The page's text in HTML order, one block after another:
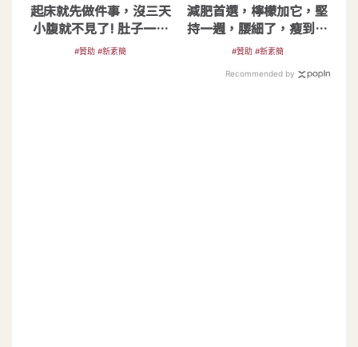
起床就先做件事，沒三天
小腹就不見了! 肚子一天
天變小！
#贊助 #新素簡
減肥首選，檸檬加它，堅
持一週，腰細了，瘦到你
懷疑人生
#贊助 #新素簡
Recommended by